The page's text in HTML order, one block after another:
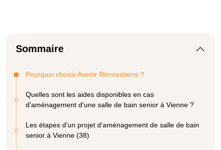
Sommaire
Pourquoi choisir Avenir Rénovations ?
Quelles sont les aides disponibles en cas
d'aménagement d'une salle de bain senior à Vienne ?
Les étapes d'un projet d'aménagement de salle de bain
senior à Vienne (38)